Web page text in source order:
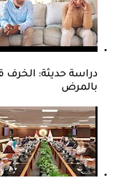
دراسة حديثة: الخرف
بالمرض